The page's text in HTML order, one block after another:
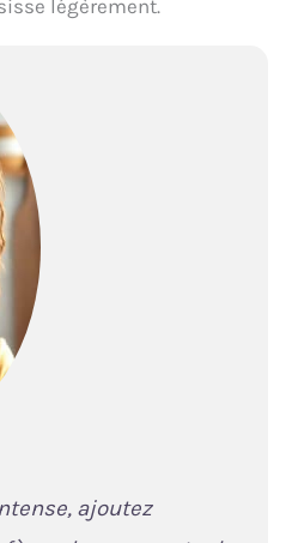
légèrement.
ajoutez